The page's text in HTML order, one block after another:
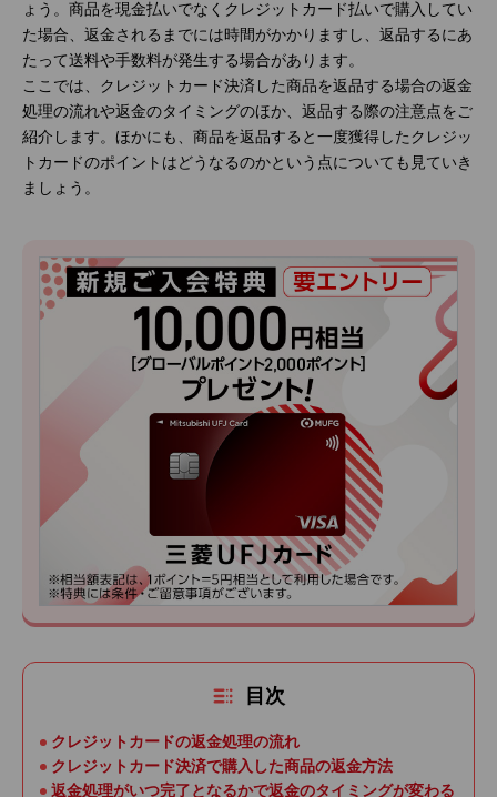
ょう。商品を現金払いでなくクレジットカード払いで購入してい
た場合、返金されるまでには時間がかかりますし、返品するにあ
たって送料や手数料が発生する場合があります。
ここでは、クレジットカード決済した商品を返品する場合の返金
処理の流れや返金のタイミングのほか、返品する際の注意点をご
紹介します。ほかにも、商品を返品すると一度獲得したクレジッ
トカードのポイントはどうなるのかという点についても見ていき
ましょう。
目次
クレジットカードの返金処理の流れ
クレジットカード決済で購入した商品の返金方法
返金処理がいつ完了となるかで返金のタイミングが変わる